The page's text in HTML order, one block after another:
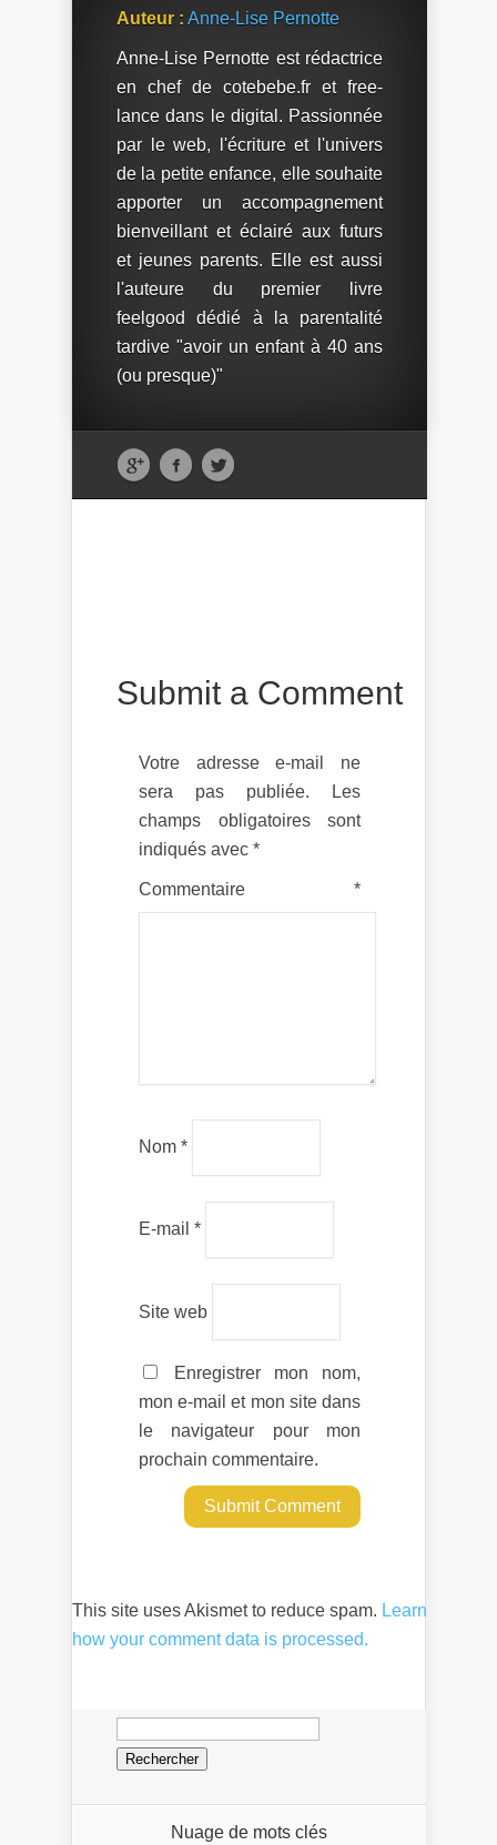
Auteur : Anne-Lise Pernotte
Anne-Lise Pernotte est rédactrice
en chef de cotebebe.fr et free-
lance dans le digital. Passionnée
par le web, l'écriture et l'univers
de la petite enfance, elle souhaite
apporter un accompagnement
bienveillant et éclairé aux futurs
et jeunes parents. Elle est aussi
l'auteure du premier livre
feelgood dédié à la parentalité
tardive "avoir un enfant à 40 ans
(ou presque)"
Submit a Comment
Votre adresse e-mail ne
sera pas publiée.
Les
champs obligatoires sont
indiqués avec *
Commentaire *
Nom *
E-mail *
Site web
Enregistrer mon nom,
mon e-mail et mon site dans
le navigateur pour mon
prochain commentaire.
This site uses Akismet to reduce spam. Learn
how your comment data is processed.
Rechercher :
Nuage de mots clés